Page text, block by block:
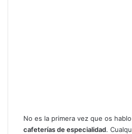
No es la primera vez que os
cafeterías de especialidad.